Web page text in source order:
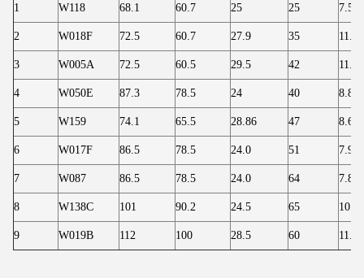
1 W118 68.1 60.7 25 25 7.50
2 W018F 72.5 60.7 27.9 35 11.80
3 W005A 72.5 60.5 29.5 42 11.80
4 W050E 87.3 78.5 24 40 8.80
5 W159 74.1 65.5 28.86 47 8.60
6 W017F 86.5 78.5 24.0 51 7.90
7 W087 86.5 78.5 24.0 64 7.80
8 W138C 101 90.2 24.5 65 10.8
9 W019B 112 100 28.5 60 11.90